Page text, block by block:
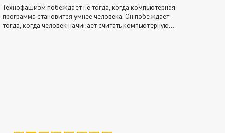
Технофашизм побеждает не тогда, когда компьютерная
программа становится умнее человека. Он побеждает
тогда, когда человек начинает считать компьютерную